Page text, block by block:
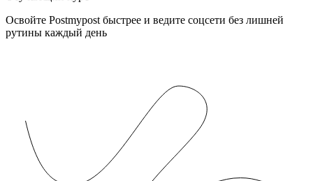
Освойте Postmypost быстрее и ведите соцсети без лишней
рутины каждый день